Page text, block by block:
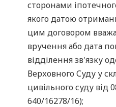
сторонами
якого датою
цим договором
вручення або дата
відділення зв'язку
Верховного Суду у
цивільного суду від
640/16278/16);